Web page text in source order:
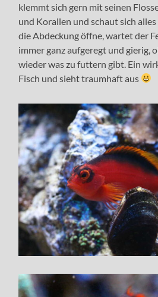
klemmt sich gern mit seinen
und Korallen und schaut sich
die Abdeckung öffne, wartet der
immer ganz aufgeregt und gierig,
wieder was zu futtern gibt. Ein
Fisch und sieht traumhaft aus